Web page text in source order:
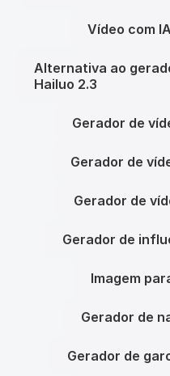
Vídeo com
Alternativa ao
Hailuo 2.3
Gerador de
Gerador de
Gerador de
Gerador de
Imagem
Gerador de
Gerador de